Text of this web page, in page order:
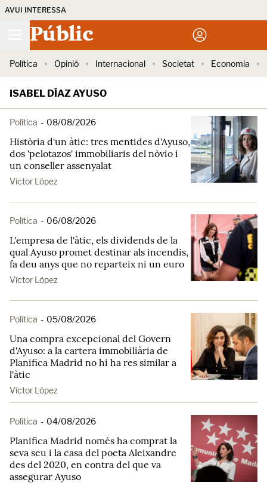
AVUI INTERESSA
Públic
Política Opinió Internacional Societat Economia
ISABEL DÍAZ AYUSO
Política - 08/08/2026
Història d'un àtic: tres mentides d'Ayuso,
dos 'pelotazos' immobiliaris del nòvio i
un conseller assenyalat
Víctor López
Política - 06/08/2026
L'empresa de l'àtic, els dividends de la
qual Ayuso promet destinar als incendis,
fa deu anys que no reparteix ni un euro
Víctor López
Política - 05/08/2026
Una compra excepcional del Govern
d'Ayuso: a la cartera immobiliària de
Planifica Madrid no hi ha res similar a
l'àtic
Víctor López
Política - 04/08/2026
Planifica Madrid només ha comprat la
seva seu i la casa del poeta Aleixandre
des del 2020, en contra del que va
assegurar Ayuso